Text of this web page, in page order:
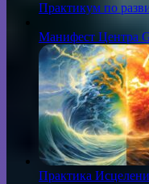
Практикум по
Манифест Центра
Практика